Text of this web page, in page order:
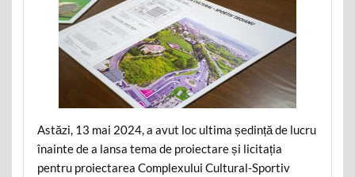
Astăzi, 13 mai 2024, a avut loc ultima ședință de lucru
înainte de a lansa tema de proiectare și licitația
pentru proiectarea Complexului Cultural-Sportiv